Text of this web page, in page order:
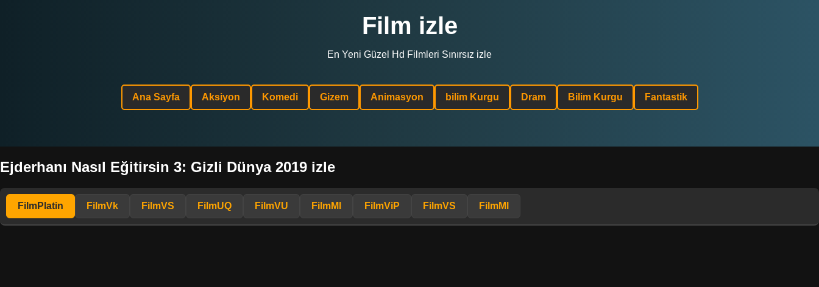
Film izle
En Yeni Güzel Hd Filmleri Sınırsız izle
Ana Sayfa Aksiyon Komedi Gizem Animasyon bilim Kurgu Dram Bilim Kurgu Fantastik
Ejderhanı Nasıl Eğitirsin 3: Gizli Dünya 2019 izle
FilmPlatin FilmVk FilmVS FilmUQ FilmVU FilmMl FilmViP FilmVS FilmMl